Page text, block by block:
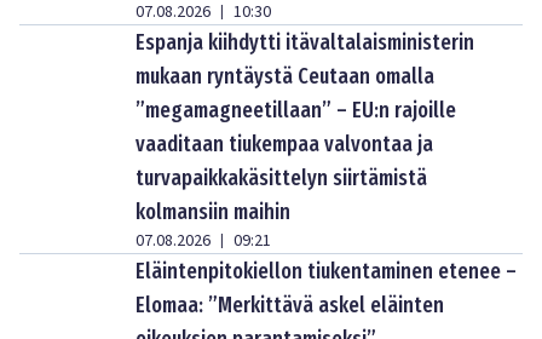
07.08.2026 | 10:30
Espanja kiihdytti itävaltalaisministerin
mukaan ryntäystä Ceutaan omalla
”megamagneetillaan” – EU:n rajoille
vaaditaan tiukempaa valvontaa ja
turvapaikkakäsittelyn siirtämistä
kolmansiin maihin
07.08.2026 | 09:21
Eläintenpitokiellon tiukentaminen etenee –
Elomaa: ”Merkittävä askel eläinten